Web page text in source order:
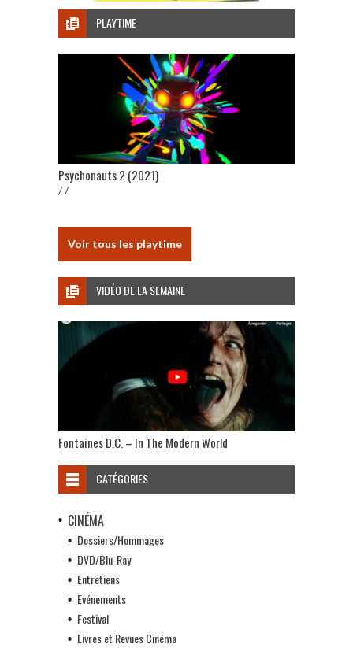
PLAYTIME
Psychonauts 2 (2021)
/ /
Voir tous les playtime
VIDÉO DE LA SEMAINE
Fontaines D.C. – In The Modern World
CATÉGORIES
CINÉMA
Dossiers/Hommages
DVD/Blu-Ray
Entretiens
Evénements
Festival
Livres et Revues Cinéma